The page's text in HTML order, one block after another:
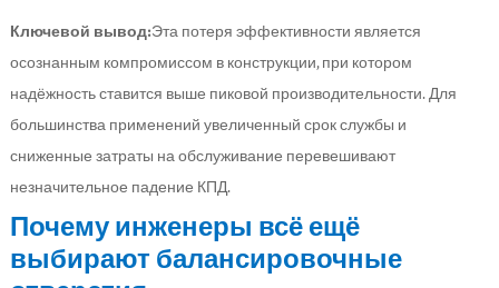
Ключевой вывод:Эта потеря эффективности является
осознанным компромиссом в конструкции, при котором
надёжность ставится выше пиковой производительности. Для
большинства применений увеличенный срок службы и
сниженные затраты на обслуживание перевешивают
незначительное падение КПД.
Почему инженеры всё ещё
выбирают балансировочные